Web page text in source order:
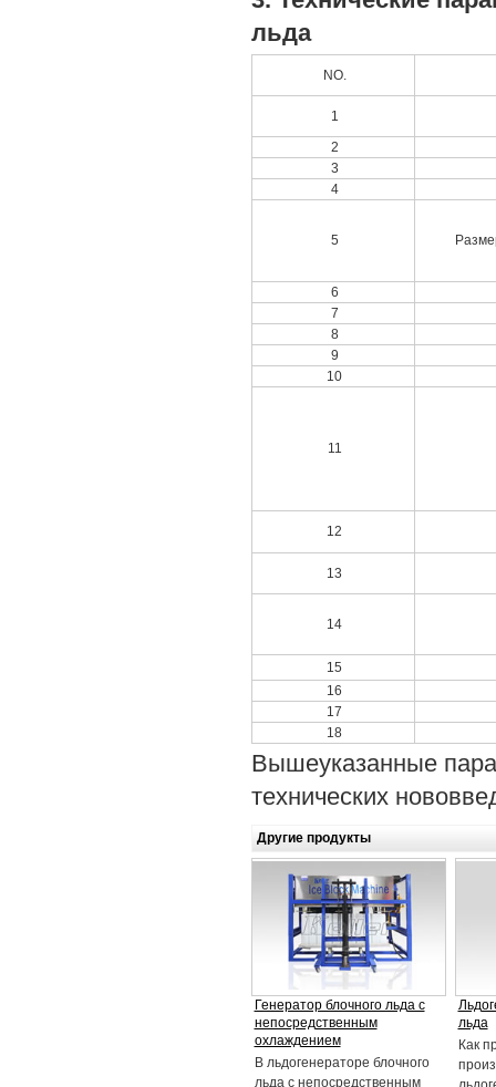
льда
NO.
1
2
3
4
5
6
7
8
9
10
11
12
13
14
15
16
17
18
Вышеуказанные
технических
Другие продукты
Генератор блочного льда с
непосредственным
охлаждением
В льдогенераторе блочного
льда с непосредственным
льда
Как